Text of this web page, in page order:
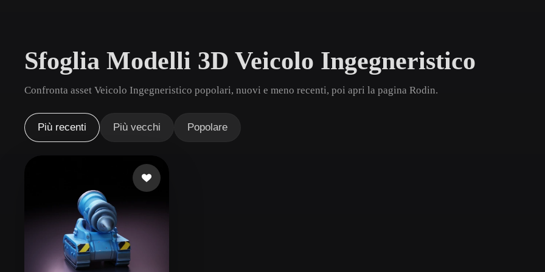
NFT Creation E-commerce VR/AR
Metaverse
Design
Plug-In
Blender Unity Unreal
Hand-Painted
Sfoglia Modelli 3D Veicolo Ingegneristico
Confronta asset Veicolo Ingegneristico popolari, nuovi e meno recenti, poi apri la pagina Rodin.
Più recenti Più vecchi Popolare